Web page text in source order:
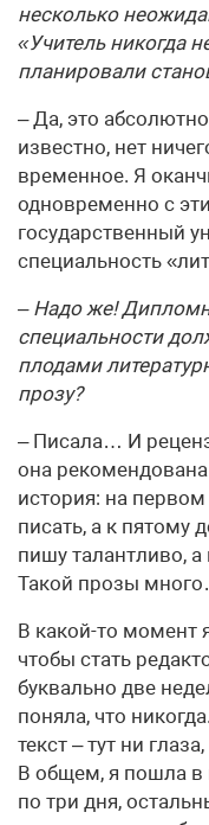
несколько
«Учитель никогда
планировали
– Да, это
известно, нет
временное. Я
одновременно с
государственный
специальность
– Надо же!
специальности
плодами
прозу?
– Писала… И
она рекомендована
история: на первом
писать, а к пятому
пишу талантливо,
Такой прозы
В какой-то момент
чтобы стать
буквально две
поняла, что
текст – тут ни
В общем, я пошла в
по три дня,